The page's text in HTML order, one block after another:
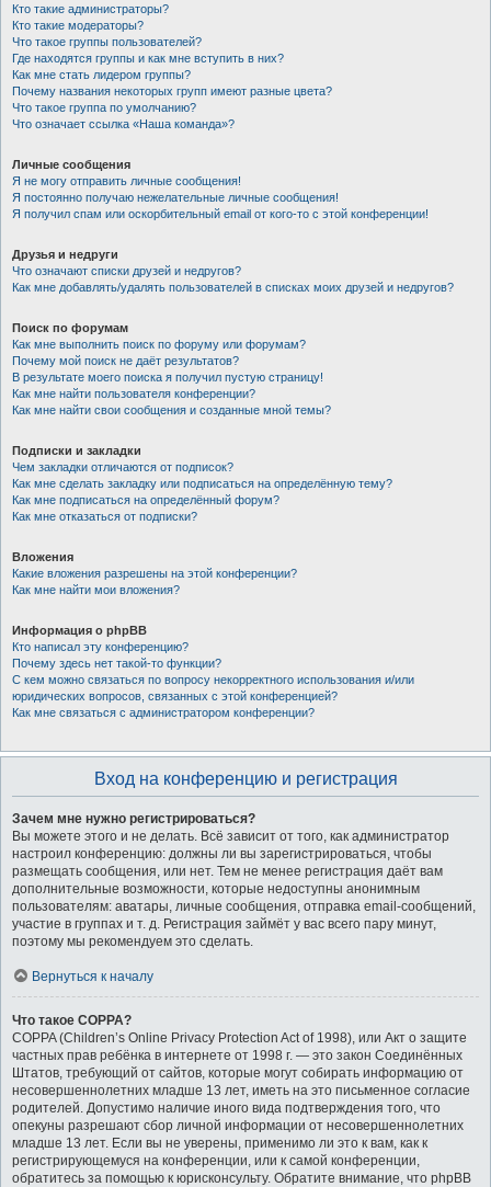
Кто такие администраторы?
Кто такие модераторы?
Что такое группы пользователей?
Где находятся группы и как мне вступить в них?
Как мне стать лидером группы?
Почему названия некоторых групп имеют разные цвета?
Что такое группа по умолчанию?
Что означает ссылка «Наша команда»?
Личные сообщения
Я не могу отправить личные сообщения!
Я постоянно получаю нежелательные личные сообщения!
Я получил спам или оскорбительный email от кого-то с этой конференции!
Друзья и недруги
Что означают списки друзей и недругов?
Как мне добавлять/удалять пользователей в списках моих друзей и недругов?
Поиск по форумам
Как мне выполнить поиск по форуму или форумам?
Почему мой поиск не даёт результатов?
В результате моего поиска я получил пустую страницу!
Как мне найти пользователя конференции?
Как мне найти свои сообщения и созданные мной темы?
Подписки и закладки
Чем закладки отличаются от подписок?
Как мне сделать закладку или подписаться на определённую тему?
Как мне подписаться на определённый форум?
Как мне отказаться от подписки?
Вложения
Какие вложения разрешены на этой конференции?
Как мне найти мои вложения?
Информация о phpBB
Кто написал эту конференцию?
Почему здесь нет такой-то функции?
С кем можно связаться по вопросу некорректного использования и/или
юридических вопросов, связанных с этой конференцией?
Как мне связаться с администратором конференции?
Вход на конференцию и регистрация
Зачем мне нужно регистрироваться?
Вы можете этого и не делать. Всё зависит от того, как администратор
настроил конференцию: должны ли вы зарегистрироваться, чтобы
размещать сообщения, или нет. Тем не менее регистрация даёт вам
дополнительные возможности, которые недоступны анонимным
пользователям: аватары, личные сообщения, отправка email-сообщений,
участие в группах и т. д. Регистрация займёт у вас всего пару минут,
поэтому мы рекомендуем это сделать.
Вернуться к началу
Что такое COPPA?
COPPA (Children’s Online Privacy Protection Act of 1998), или Акт о защите
частных прав ребёнка в интернете от 1998 г. — это закон Соединённых
Штатов, требующий от сайтов, которые могут собирать информацию от
несовершеннолетних младше 13 лет, иметь на это письменное согласие
родителей. Допустимо наличие иного вида подтверждения того, что
опекуны разрешают сбор личной информации от несовершеннолетних
младше 13 лет. Если вы не уверены, применимо ли это к вам, как к
регистрирующемуся на конференции, или к самой конференции,
обратитесь за помощью к юрисконсульту. Обратите внимание, что phpBB